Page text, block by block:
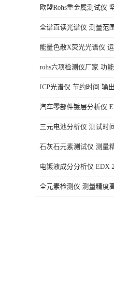
光电直读光谱仪